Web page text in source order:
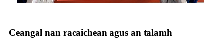
Ceangal nan racaichean agus an talamh